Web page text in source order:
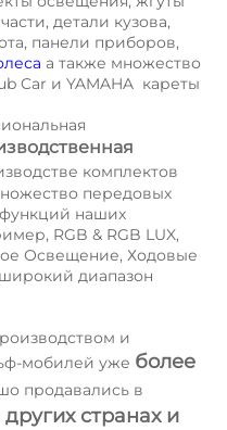
детали кузова,
панели приборов,
а также множество
Car и YAMAHA кареты
комплектов
передовых
наших
RGB & RGB LUX,
Освещение, Ходовые
диапазон
и
мобилей уже более
странах и